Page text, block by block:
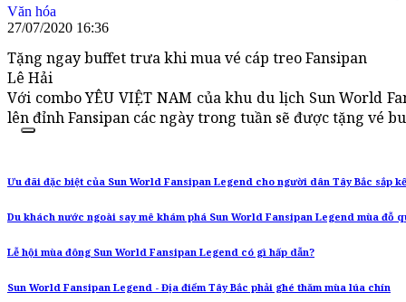
Văn hóa
27/07/2020 16:36
Tặng ngay buffet trưa khi mua vé cáp treo Fansipan
Lê Hải
Với combo YÊU VIỆT NAM của khu du lịch Sun World
lên đỉnh Fansipan các ngày trong tuần sẽ được tặng vé
Ưu đãi đặc biệt của Sun World Fansipan Legend cho người dân Tây Bắc sắp
Du khách nước ngoài say mê khám phá Sun World Fansipan Legend mùa đỗ
Lễ hội mùa đông Sun World Fansipan Legend có gì hấp dẫn?
Sun World Fansipan Legend - Địa điểm Tây Bắc phải ghé thăm mùa lúa chín